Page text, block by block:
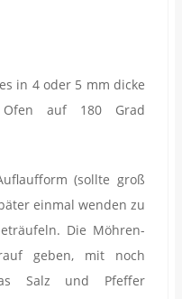
in 4 oder 5 mm dicke
Ofen auf 180 Grad
(sollte groß
einmal wenden zu
Die Möhren-
geben, mit noch
Salz und Pfeffer